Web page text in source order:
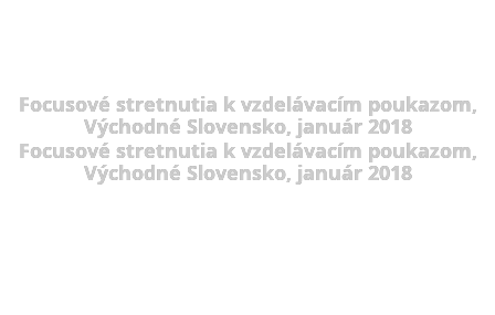
Focusové stretnutia k vzdelávacím poukazom,
Východné Slovensko, január 2018
Focusové stretnutia k vzdelávacím poukazom,
Východné Slovensko, január 2018